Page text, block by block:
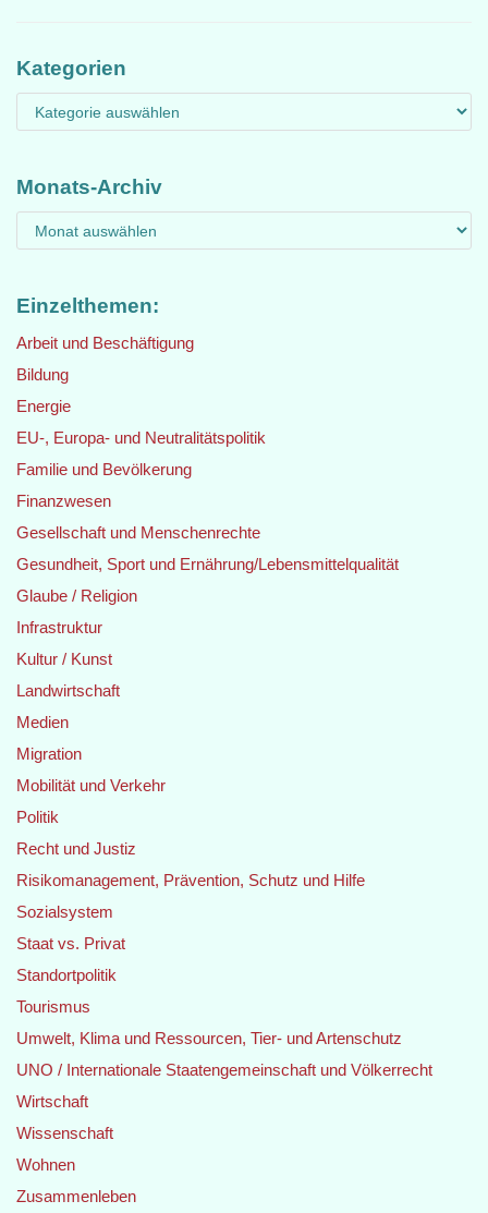
Kategorien
Monats-Archiv
Einzelthemen:
Arbeit und Beschäftigung
Bildung
Energie
EU-, Europa- und Neutralitätspolitik
Familie und Bevölkerung
Finanzwesen
Gesellschaft und Menschenrechte
Gesundheit, Sport und Ernährung/Lebensmittelqualität
Glaube / Religion
Infrastruktur
Kultur / Kunst
Landwirtschaft
Medien
Migration
Mobilität und Verkehr
Politik
Recht und Justiz
Risikomanagement, Prävention, Schutz und Hilfe
Sozialsystem
Staat vs. Privat
Standortpolitik
Tourismus
Umwelt, Klima und Ressourcen, Tier- und Artenschutz
UNO / Internationale Staatengemeinschaft und Völkerrecht
Wirtschaft
Wissenschaft
Wohnen
Zusammenleben